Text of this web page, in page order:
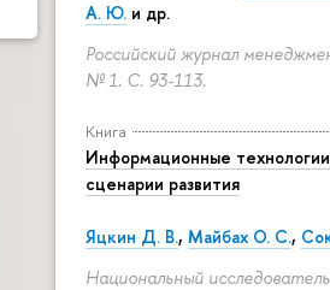
А. Ю. и др.
Российский журнал
№ 1. С. 93-113.
Книга
Информационные
сценарии развития
Яцкин Д. В., Майбах О. С.,
Национальный